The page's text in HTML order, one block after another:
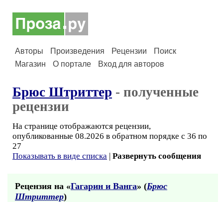
Авторы Произведения Рецензии
Поиск
Магазин
О портале Вход для авторов
Брюс Штриттер - полученные
рецензии
На странице отображаются рецензии,
опубликованные 08.2026 в обратном порядке с 36 по
27
Показывать в виде списка | Развернуть сообщения
Рецензия на «Гагарин и Ванга» (Брюс
Штриттер)